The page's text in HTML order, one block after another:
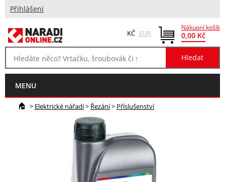
Přihlášení
Nákupní košík
0,00 Kč
KČ EUR
MENU
> Elektrické nářadí> Řezání> Příslušenství